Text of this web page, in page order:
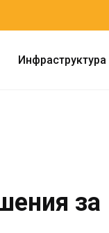
Инфраструктура
за